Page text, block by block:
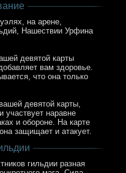
на арене,
Нашествии Урфина
девятой карты
вам здоровье.
что она только
девятой карты,
участвует наравне
и обороне. На карте
защищает и атакует.
гильдии разная